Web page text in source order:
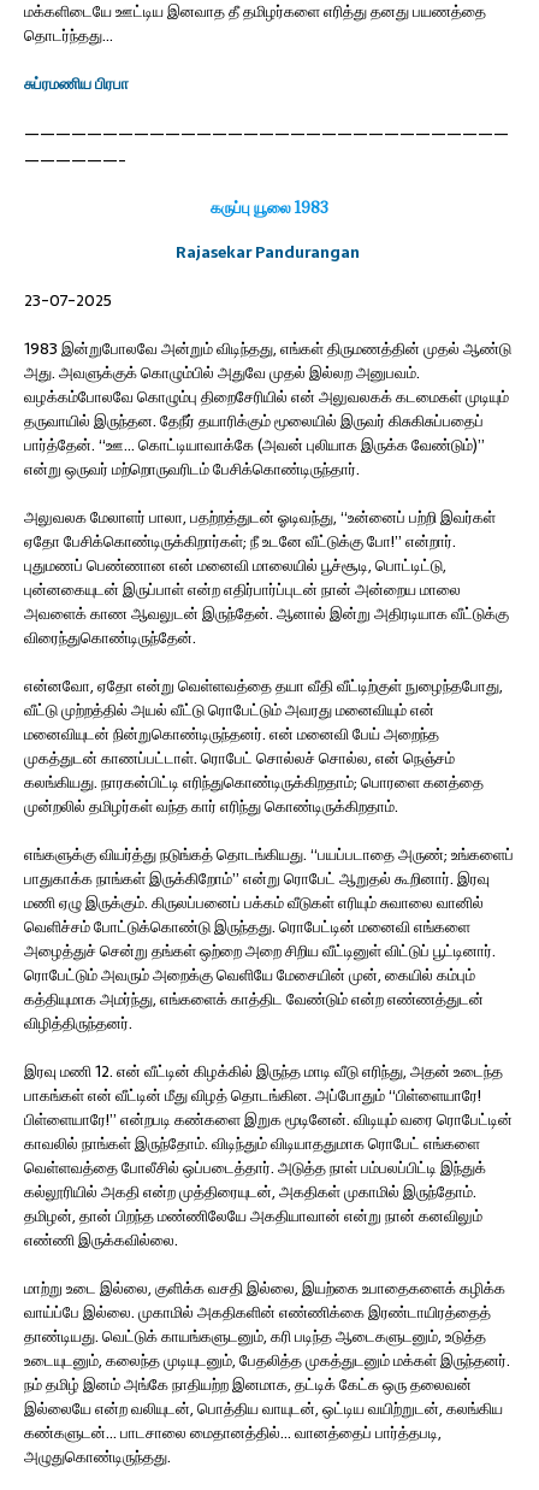
மக்களிடையே ஊட்டிய இனவாத தீ தமிழர்களை எரித்து தனது பயணத்தை
தொடர்ந்தது…
சுப்ரமணிய பிரபா
———————————————————————————————
——————-
கருப்பு யூலை 1983
Rajasekar Pandurangan
23-07-2025
1983 இன்றுபோலவே அன்றும் விடிந்தது, எங்கள் திருமணத்தின் முதல் ஆண்டு
அது. அவளுக்குக் கொழும்பில் அதுவே முதல் இல்லற அனுபவம்.
வழக்கம்போலவே கொழும்பு திறைசேரியில் என் அலுவலகக்கடமைகள் முடியும்
தருவாயில் இருந்தன. தேநீர் தயாரிக்கும் மூலையில் இருவர் கிசுகிசுப்பதைப்
பார்த்தேன். “ஊ… கொட்டியாவாக்கே (அவன் புலியாக இருக்க வேண்டும்)”
என்று ஒருவர் மற்றொருவரிடம் பேசிக்கொண்டிருந்தார்.
அலுவலக மேலாளர் பாலா, பதற்றத்துடன் ஓடிவந்து, “உன்னைப் பற்றி இவர்கள்
ஏதோ பேசிக்கொண்டிருக்கிறார்கள்; நீ உடனே வீட்டுக்கு போ!” என்றார்.
புதுமணப் பெண்ணான என் மனைவி மாலையில் பூச்சூடி, பொட்டிட்டு,
புன்னகையுடன் இருப்பாள் என்ற எதிர்பார்ப்புடன் நான் அன்றைய மாலை
அவளைக் காண ஆவலுடன் இருந்தேன். ஆனால் இன்று அதிரடியாக வீட்டுக்கு
விரைந்துகொண்டிருந்தேன்.
என்னவோ, ஏதோ என்று வெள்ளவத்தை தயா வீதி வீட்டிற்குள் நுழைந்தபோது,
வீட்டு முற்றத்தில் அயல் வீட்டு ரொபேட்டும் அவரது மனைவியும் என்
மனைவியுடன் நின்றுகொண்டிருந்தனர். என் மனைவி பேய் அறைந்த
முகத்துடன் காணப்பட்டாள். ரொபேட் சொல்லச் சொல்ல, என் நெஞ்சம்
கலங்கியது. நாரகன்பிட்டி எரிந்துகொண்டிருக்கிறதாம்; பொரளை கனத்தை
முன்றலில் தமிழர்கள் வந்த கார் எரிந்து கொண்டிருக்கிறதாம்.
எங்களுக்கு வியர்த்து நடுங்கத் தொடங்கியது. “பயப்படாதை அருண்; உங்களைப்
பாதுகாக்க நாங்கள் இருக்கிறோம்” என்று ரொபேட் ஆறுதல் கூறினார். இரவு
மணி ஏழு இருக்கும். கிருலப்பனைப் பக்கம் வீடுகள் எரியும் சுவாலை வானில்
வெளிச்சம் போட்டுக்கொண்டு இருந்தது. ரொபேட்டின் மனைவி எங்களை
அழைத்துச் சென்று தங்கள் ஒற்றை அறை சிறிய வீட்டினுள் விட்டுப் பூட்டினார்.
ரொபேட்டும் அவரும் அறைக்கு வெளியே மேசையின் முன், கையில் கம்பும்
கத்தியுமாக அமர்ந்து, எங்களைக் காத்திட வேண்டும் என்ற எண்ணத்துடன்
விழித்திருந்தனர்.
இரவு மணி 12. என் வீட்டின் கிழக்கில் இருந்த மாடி வீடு எரிந்து, அதன் உடைந்த
பாகங்கள் என் வீட்டின் மீது விழத் தொடங்கின. அப்போதும் “பிள்ளையாரே!
பிள்ளையாரே!” என்றபடி கண்களை இறுக மூடினேன். விடியும் வரை ரொபேட்டின்
காவலில் நாங்கள் இருந்தோம். விடிந்தும் விடியாததுமாக ரொபேட் எங்களை
வெள்ளவத்தை போலீசில் ஒப்படைத்தார். அடுத்த நாள் பம்பலப்பிட்டி இந்துக்
கல்லூரியில் அகதி என்ற முத்திரையுடன், அகதிகள் முகாமில் இருந்தோம்.
தமிழன், தான் பிறந்த மண்ணிலேயே அகதியாவான் என்று நான் கனவிலும்
எண்ணி இருக்கவில்லை.
மாற்று உடை இல்லை, குளிக்க வசதி இல்லை, இயற்கை உபாதைகளைக் கழிக்க
வாய்ப்பே இல்லை. முகாமில் அகதிகளின் எண்ணிக்கை இரண்டாயிரத்தைத்
தாண்டியது. வெட்டுக் காயங்களுடனும், கரி படிந்த ஆடைகளுடனும், உடுத்த
உடையுடனும், கலைந்த முடியுடனும், பேதலித்த முகத்துடனும் மக்கள் இருந்தனர்.
நம் தமிழ் இனம் அங்கே நாதியற்ற இனமாக, தட்டிக் கேட்க ஒரு தலைவன்
இல்லையே என்ற வலியுடன், பொத்திய வாயுடன், ஒட்டிய வயிற்றுடன், கலங்கிய
கண்களுடன்… பாடசாலை மைதானத்தில்… வானத்தைப் பார்த்தபடி,
அழுதுகொண்டிருந்தது.